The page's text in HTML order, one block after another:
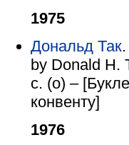
1975
Дональд Так
by Donald H.
с. (о) –
конвенту]
1976